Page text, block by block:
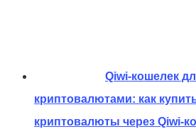
Qiwi-кошелек
криптовалютами: как
криптовалюты через Qiwi-